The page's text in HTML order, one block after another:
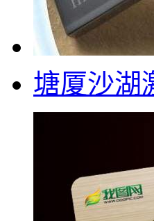
塘厦沙湖